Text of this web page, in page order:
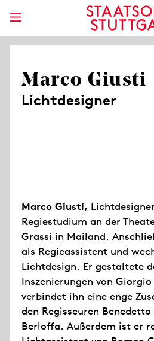
Marco Giusti
Lichtdesigner
Marco Giusti,
Regiestudium an der
Grassi in Mailand.
als Regieassistent und
Lichtdesign. Er gestaltete
Inszenierungen von
verbindet ihn eine enge
den Regisseuren
Berloffa. Außerdem ist er